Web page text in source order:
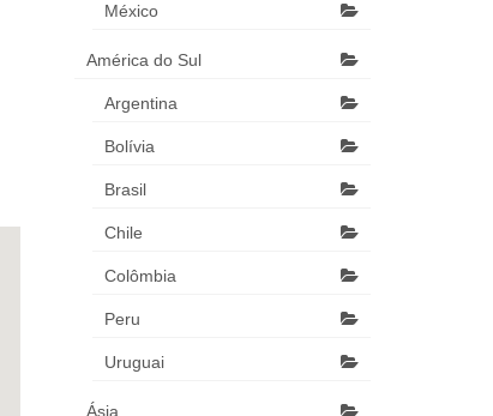
México
América do Sul
Argentina
Bolívia
Brasil
Chile
Colômbia
Peru
Uruguai
Ásia